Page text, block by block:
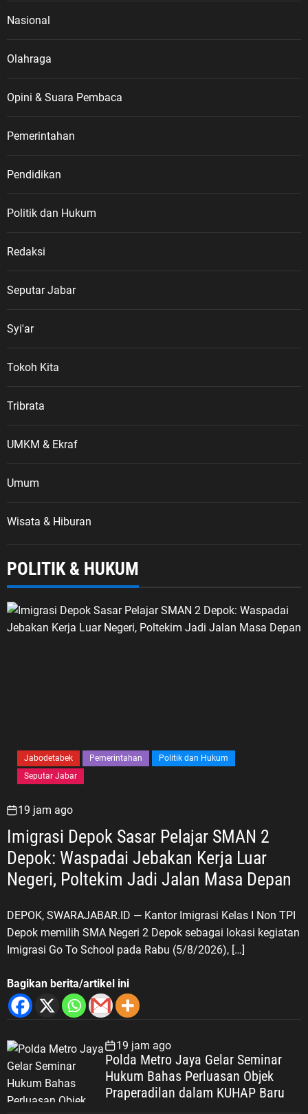
Nasional
Olahraga
Opini & Suara Pembaca
Pemerintahan
Pendidikan
Politik dan Hukum
Redaksi
Seputar Jabar
Syi'ar
Tokoh Kita
Tribrata
UMKM & Ekraf
Umum
Wisata & Hiburan
POLITIK & HUKUM
Jabodetabek Pemerintahan
Politik dan Hukum
Seputar Jabar
19 jam ago
Imigrasi Depok Sasar Pelajar SMAN 2
Depok: Waspadai Jebakan Kerja Luar
DEPOK, SWARAJABAR.ID — Kantor Imigrasi Kelas I Non TPI
Depok memilih SMA Negeri 2 Depok sebagai lokasi kegiatan
Imigrasi Go To School pada Rabu (5/8/2026), […]
Bagikan berita/artikel ini
19 jam ago
Polda Metro Jaya Gelar Seminar
Hukum Bahas Perluasan Objek
Praperadilan dalam KUHAP Baru